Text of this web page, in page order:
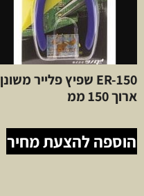
ER-150 שפיץ פלייר משונן
ארוך 150 ממ
הוספה להצעת מחיר